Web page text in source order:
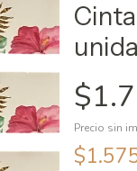
Precio sin